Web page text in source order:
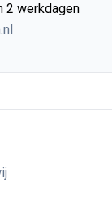
2 werkdagen